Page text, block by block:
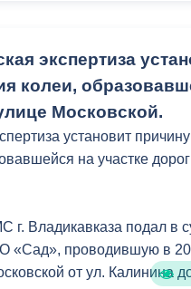
экспертиза
колеи,
Московской.
установит причину
на участке
Владикавказа подал в
«Сад», проводившую в
от ул. Калинина